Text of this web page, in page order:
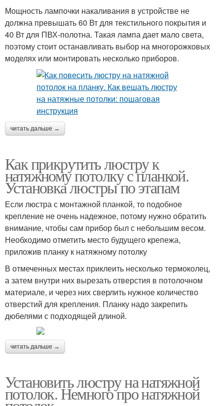
Мощность лампочки накаливания в устройстве не
должна превышать 60 Вт для текстильного покрытия и
40 Вт для ПВХ-полотна. Такая лампа дает мало света,
поэтому стоит останавливать выбор на многорожковых
моделях или монтировать несколько приборов.
читать дальше →
Как прикрутить люстру к
натяжному потолку с планкой.
Установка люстры по этапам
Если люстра с монтажной планкой, то подобное
крепление не очень надежное, потому нужно обратить
внимание, чтобы сам прибор был с небольшим весом.
Необходимо отметить место будущего крепежа,
приложив планку к натяжному потолку
В отмеченных местах приклеить несколько термоколец,
а затем внутри них вырезать отверстия в потолочном
материале, и через них сверлить нужное количество
отверстий для крепления. Планку надо закрепить
дюбелями с подходящей длиной.
читать дальше →
Установить люстру на натяжной
потолок. Немного про натяжной